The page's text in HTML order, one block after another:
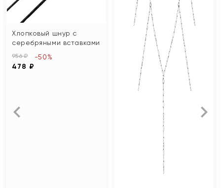
Хлопковый шнур с
серебряными вставками
956 ₽
478 ₽
-50%